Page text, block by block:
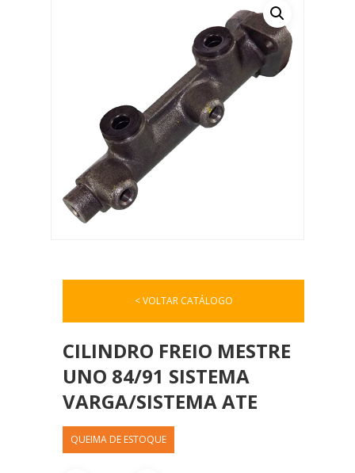
< VOLTAR CATÁLOGO
CILINDRO FREIO MESTRE
UNO 84/91 SISTEMA
VARGA/SISTEMA ATE
QUEIMA DE ESTOQUE